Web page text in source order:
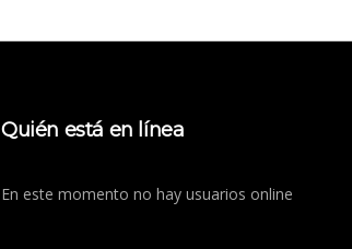
Quién está en línea
En este momento no hay usuarios online